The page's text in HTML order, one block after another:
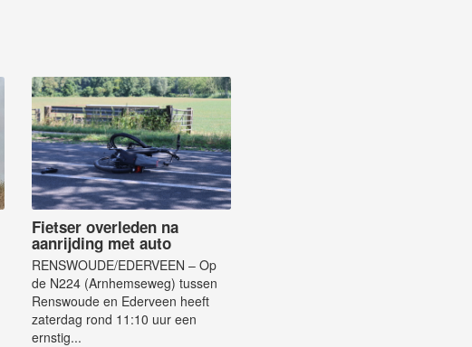
Fietser overleden na
aanrijding met auto
RENSWOUDE/EDERVEEN – Op
de N224 (Arnhemseweg) tussen
Renswoude en Ederveen heeft
zaterdag rond 11:10 uur een
ernstig...